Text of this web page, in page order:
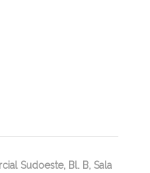
Sudoeste, Bl. B, Sala